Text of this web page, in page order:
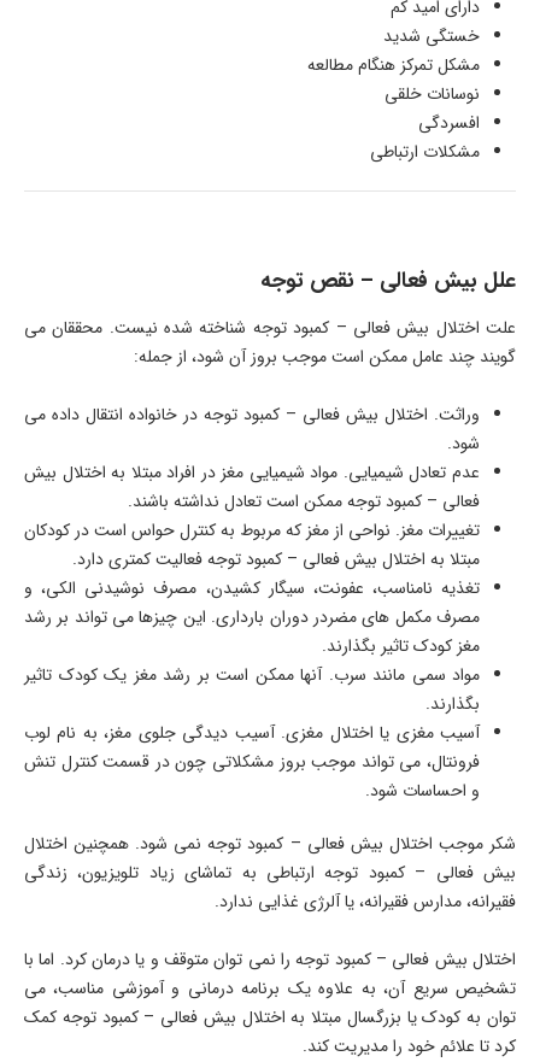
دارای امید کم
خستگی شدید
مشکل تمرکز هنگام مطالعه
نوسانات خلقی
افسردگی
مشکلات ارتباطی
علل بیش فعالی – نقص توجه
علت اختلال بیش فعالی – کمبود توجه شناخته شده نیست. محققان می
گویند چند عامل ممکن است موجب بروز آن شود، از جمله:
وراثت. اختلال بیش فعالی – کمبود توجه در خانواده انتقال داده می
شود.
عدم تعادل شیمیایی. مواد شیمیایی مغز در افراد مبتلا به اختلال بیش
فعالی – کمبود توجه ممکن است تعادل نداشته باشند.
تغییرات مغز. نواحی از مغز که مربوط به کنترل حواس است در کودکان
مبتلا به اختلال بیش فعالی – کمبود توجه فعالیت کمتری دارد.
تغذیه نامناسب، عفونت، سیگار کشیدن، مصرف نوشیدنی الکی، و
مصرف مکمل های مضردر دوران بارداری. این چیزها می تواند بر رشد
مغز کودک تاثیر بگذارند.
مواد سمی مانند سرب. آنها ممکن است بر رشد مغز یک کودک تاثیر
بگذارند.
آسیب مغزی یا اختلال مغزی. آسیب دیدگی جلوی مغز، به نام لوب
فرونتال، می تواند موجب بروز مشکلاتی چون در قسمت کنترل تنش
و احساسات شود.
شکر موجب اختلال بیش فعالی – کمبود توجه نمی شود. همچنین اختلال
بیش فعالی – کمبود توجه ارتباطی به تماشای زیاد تلویزیون، زندگی
فقیرانه، مدارس فقیرانه، یا آلرژی غذایی ندارد.
اختلال بیش فعالی – کمبود توجه را نمی توان متوقف و یا درمان کرد. اما با
تشخیص سریع آن، به علاوه یک برنامه درمانی و آموزشی مناسب، می
توان به کودک یا بزرگسال مبتلا به اختلال بیش فعالی – کمبود توجه کمک
کرد تا علائم خود را مدیریت کند.